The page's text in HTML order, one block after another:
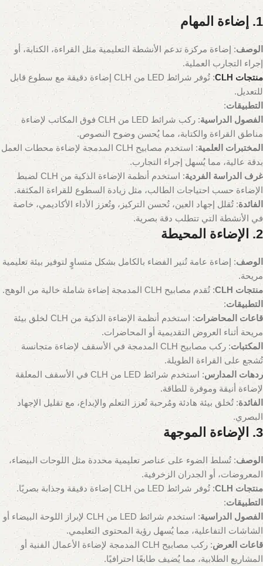
1. إضاءة المهام
الوصف: إضاءة مركزة تدعم الأنشطة التعليمية مثل القراءة، الكتابة، أو
إجراء التجارب العملية.
منتجات CLH
: تُوفر شرائط LED من CLH إضاءة دقيقة مع سطوع قابل
للتعديل.
التطبيقات:
الفصول الدراسية
: ركب شرائط LED من CLH فوق المكاتب لإضاءة
مناطق القراءة والكتابة، مما يُحسن وضوح النصوص.
المختبرات العلمية
: استخدم مصابيح CLH المدمجة لإضاءة محطات العمل
بدقة عالية، مما يُسهل إجراء التجارب.
غرف الدراسة الفردية
: استخدم أنظمة الإضاءة الذكية من CLH لضبط
الإضاءة حسب احتياجات الطالب، مثل زيادة السطوع للقراءة المكثفة.
الفائدة: تُقلل إجهاد العين، تُحسن التركيز، وتُعزز الأداء الأكاديمي، خاصة
في الأنشطة التي تتطلب دقة بصرية.
2. الإضاءة المحيطة
الوصف: إضاءة عامة تُنير الفضاء بالكامل بشكل متساوٍ لتوفير بيئة تعليمية
مريحة.
منتجات CLH
: تُقدم مصابيح CLH المدمجة إضاءة شاملة خالية من الوهج.
التطبيقات:
قاعات المحاضرات
: استخدم أنظمة الإضاءة الذكية من CLH لخلق بيئة
مريحة أثناء العروض التقديمية أو المحاضرات.
المكتبات
: ركب مصابيح CLH المدمجة في الأسقف لإضاءة متجانسة
تُشجع على القراءة الطويلة.
ردهات المدارس
: استخدم شرائط LED من CLH في الأسقف المعلقة
لإضاءة أنيقة وموفرة للطاقة.
الفائدة: تُخلق بيئة هادئة ومُرحبة تُعزز التعلم والإبداع، مع تقليل الإجهاد
البصري.
3. الإضاءة الموجهة
الوصف: تُسلط الضوء على عناصر تعليمية محددة مثل اللوحات البيضاء،
المعروضات، أو الجدران الزخرفية.
منتجات CLH
: تُوفر شرائط LED من CLH إضاءة دقيقة وجذابة بصريًا.
التطبيقات:
الفصول الدراسية
: استخدم شرائط LED من CLH لإبراز اللوحة البيضاء أو
الشاشات التفاعلية، مما يُسهل رؤية المحتوى التعليمي.
قاعات العرض
: ركب مصابيح CLH المدمجة لإضاءة الأعمال الفنية أو
المشاريع الطلابية، مما يُضيف طابعًا احترافيًا.